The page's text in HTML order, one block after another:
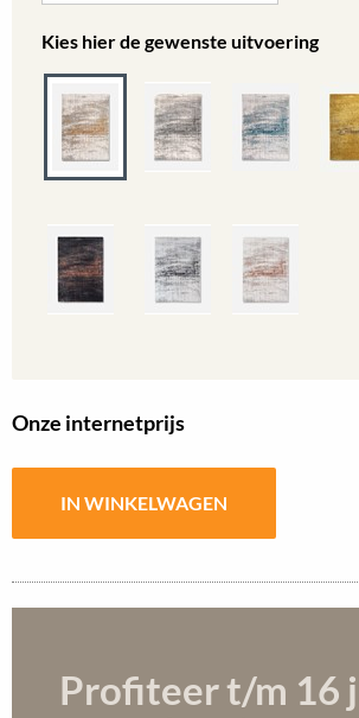
Kies hier de gewenste uitvoering
Onze internetprijs
Profiteer t/m 16